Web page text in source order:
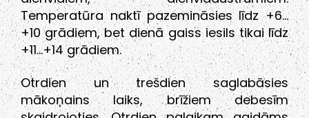
Temperatūra naktī pazemināsies līdz +6…
+10 grādiem, bet dienā gaiss iesils tikai līdz
+11…+14 grādiem.
Otrdien un trešdien saglabāsies
mākoņains laiks, brīžiem debesīm